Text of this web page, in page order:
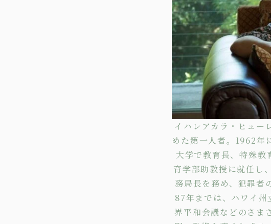
イハレアカラ・ヒュー
めた第一人者。1962年
大学で教育長、特殊教
育学部助教授に就任し
務局長を務め、犯罪者
87年までは、ハワイ
界平和会議などのさま